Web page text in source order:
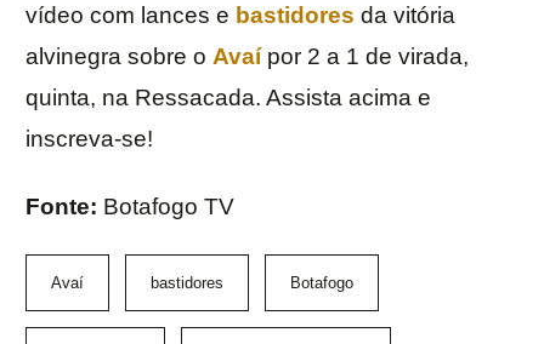
vídeo com lances e bastidores da vitória
alvinegra sobre o Avaípor 2 a 1 de virada,
quinta, na Ressacada. Assista acima e
inscreva-se!
Fonte: Botafogo TV
Avaí bastidores Botafogo